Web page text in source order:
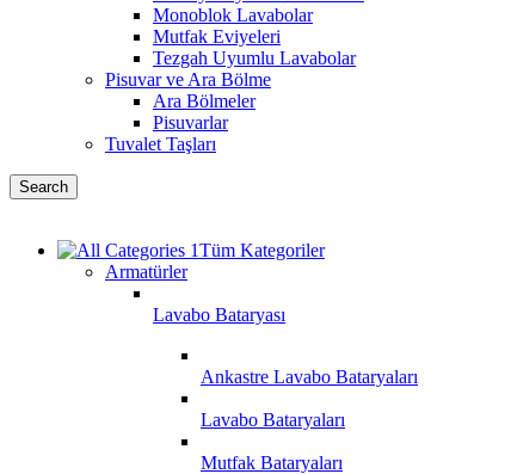
Monoblok Lavabolar
Mutfak Eviyeleri
Tezgah Uyumlu Lavabolar
Pisuvar ve Ara Bölme
Ara Bölmeler
Pisuvarlar
Tuvalet Taşları
Search
Tüm Kategoriler
Armatürler
Lavabo Bataryası
Ankastre Lavabo Bataryaları
Lavabo Bataryaları
Mutfak Bataryaları